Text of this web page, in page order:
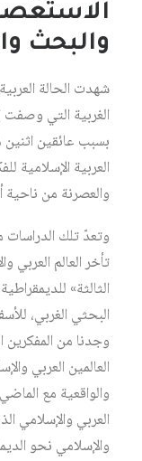
والبحث
شهدت الحالة
الغربية التي وصفت
بسبب عائقين اثنين
العربية الإسلامية
والعصرنة من
وتعدّ تلك
تأخر العالم العربي
الثالثة»
البحثي الغربي،
وجدنا من المفكرين
العالمين العربي
والواقعية مع
العربي والإسلامي
والإسلامي نحو